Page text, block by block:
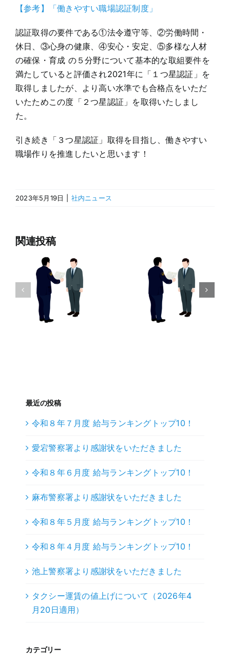
【参考】「働きやすい職場認証制度」
認証取得の要件である①法令遵守等、②労働時間・
休日、③心身の健康、④安心・安定、⑤多様な人材
の確保・育成 の５分野について基本的な取組要件を
満たしていると評価され2021年に「１つ星認証」を
取得しましたが、より高い水準でも合格点をいただ
いたためこの度「２つ星認証」を取得いたしまし
た。
引き続き「３つ星認証」取得を目指し、働きやすい
職場作りを推進したいと思います！
2023年5月19日 社内ニュース
関連投稿
最近の投稿
令和８年７月度 給与ランキングトップ10！
愛宕警察署より感謝状をいただきました
令和８年６月度 給与ランキングトップ10！
麻布警察署より感謝状をいただきました
令和８年５月度 給与ランキングトップ10！
令和８年４月度 給与ランキングトップ10！
池上警察署より感謝状をいただきました
タクシー運賃の値上げについて（2026年4
月20日適用）
カテゴリー